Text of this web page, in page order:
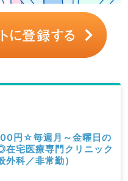
円☆毎週月～金曜日の
宅医療専門クリニック
科／非常勤）